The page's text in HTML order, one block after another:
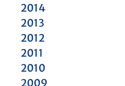
2014
2013
2012
2011
2010
2009